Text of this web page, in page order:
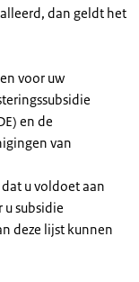
dan geldt het
voor uw
en de
van
u voldoet aan
subsidie
deze lijst kunnen